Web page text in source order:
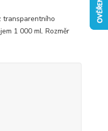
transparentního
1 000 ml. Rozměr